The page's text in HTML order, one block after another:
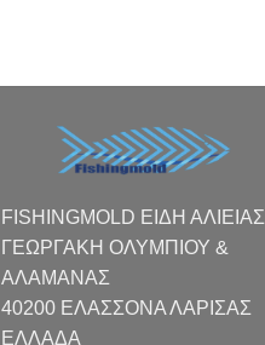
FISHINGMOLD ΕΙΔΗ ΑΛΙΕΙΑΣ
ΓΕΩΡΓΑΚΗ ΟΛΥΜΠΙΟΥ &
ΑΛΑΜΑΝΑΣ
40200 ΕΛΑΣΣΟΝΑ ΛΑΡΙΣΑΣ
EΛΛΑΔΑ